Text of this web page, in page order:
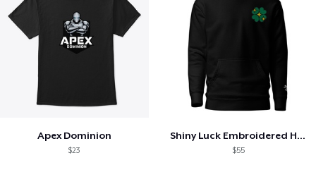
Apex Dominion
$23
Shiny Luck Embroidered Hoodie
$55